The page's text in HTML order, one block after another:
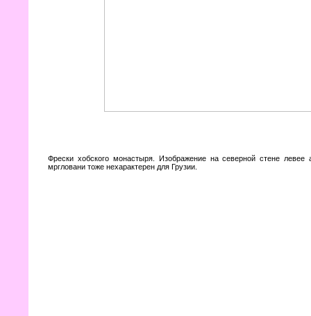
Фрески хобского монастыря. Изображение на северной стене
мргловани тоже нехарактерен для Грузии.